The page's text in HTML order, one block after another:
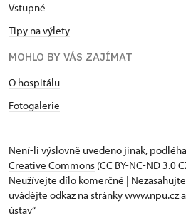
Vstupné
Tipy na výlety
MOHLO BY VÁS ZAJÍMAT
O hospitálu
Fotogalerie
Není-li výslovně uvedeno jinak,
Creative Commons (CC BY-NC-ND 3.0
Neužívejte dílo komerčně |
uvádějte odkaz na stránky www.npu.cz
ústav“